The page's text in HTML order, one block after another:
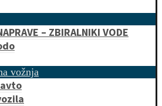
– ZBIRALNIKI VODE
vožnja